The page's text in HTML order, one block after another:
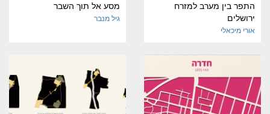
התפר בין מערב למזרח
ירושלים
אורי מיכאלי
מסע אל תוך השבר
גיל מנבר